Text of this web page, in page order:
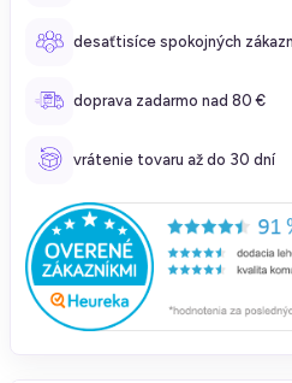
desaťtisíce spokojných
doprava zadarmo nad 80 €
vrátenie tovaru až do 30 dní